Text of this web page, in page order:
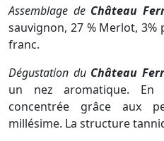
Assemblage de Château
sauvignon, 27 % Merlot,
franc.
Dégustation du Château
un nez aromatique.
concentrée grâce aux
millésime. La structure